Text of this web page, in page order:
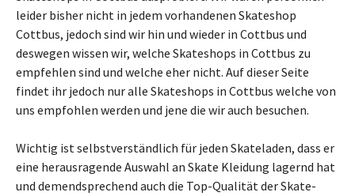
leider bisher nicht in jedem vorhandenen Skateshop
Cottbus, jedoch sind wir hin und wieder in Cottbus und
deswegen wissen wir, welche Skateshops in Cottbus zu
empfehlen sind und welche eher nicht. Auf dieser Seite
findet ihr jedoch nur alle Skateshops in Cottbus welche von
uns empfohlen werden und jene die wir auch besuchen.
Wichtig ist selbstverständlich für jeden Skateladen, dass er
eine herausragende Auswahl an Skate Kleidung lagernd hat
und demendsprechend auch die Top-Qualität der Skate-